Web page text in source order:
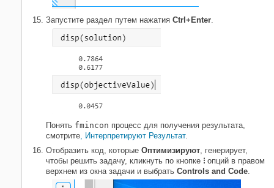
Запустите раздел путем нажатия Ctrl+Enter
Понять fmincon процесс для получения результата,
смотрите , Интерпретируют Результат.
Отобразить код, которые Оптимизируют , генерирует,
чтобы решить задачу, кликнуть по кнопке ⁝ опций в правом
верхнем из окна задачи и выбрать Controls and Code